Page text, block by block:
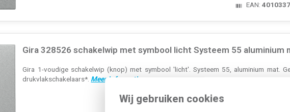
Wij gebruiken cookies
EAN:
Gira 328526 schakelwip met symbool licht Systeem 55 aluminium
Gira 1-voudige schakelwip (knop) met symbool 'licht'. Systeem 55, aluminium mat.
drukvlakschakelaars*. Meer informatie »